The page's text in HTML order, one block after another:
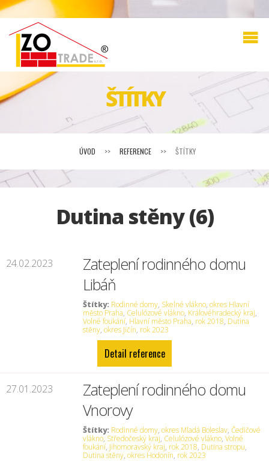
ŠTÍTKY
ÚVOD >> REFERENCE >> ŠTÍTKY
Dutina stěny (6)
24.02.2023
Zateplení rodinného domu
Libáň
Štítky: Rodinné domy, Skelné vlákno,okres Hlavní
město Praha, Celulózové vlákno, Královéhradecký kraj,
Volné foukání, Hlavní město Praha, rok 2018, Dutina
stěny,okres Jičín, rok 2023
Detail reference
27.01.2023
Zateplení rodinného domu
Vnorovy
Štítky: Rodinné domy,okres Mladá Boleslav,Čedičové
vlákno, Středočeský kraj, Celulózové vlákno,Volné
foukání, Jihomoravský kraj, rok 2018, Dutina stropu,
Dutina stěny,okres Hodonín, rok 2023